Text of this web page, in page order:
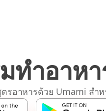
ทำอาหา
รอาหารด้วย Umami สำ